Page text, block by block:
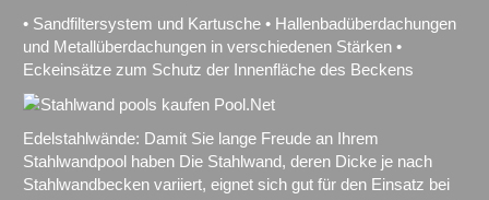
• Sandfiltersystem und Kartusche • Hallenbadüberdachungen
und Metallüberdachungen in verschiedenen Stärken •
Eckeinsätze zum Schutz der Innenfläche des Beckens
Edelstahlwände: Damit Sie lange Freude an Ihrem
Stahlwandpool haben Die Stahlwand, deren Dicke je nach
Stahlwandbecken variiert, eignet sich gut für den Einsatz bei